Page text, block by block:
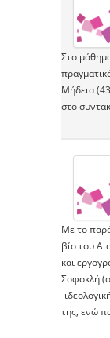
Στο
Μήδεια
στο
Με το
βίο του
και
Σοφοκλή
-
της, ενώ